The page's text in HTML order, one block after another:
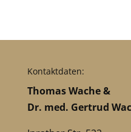
Kontaktdaten:
Thomas Wache &
Dr. med. Gertrud